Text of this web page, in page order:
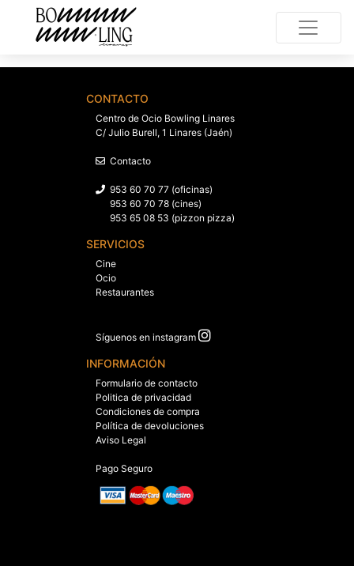
CONTACTO
Centro de Ocio Bowling Linares
C/ Julio Burell, 1 Linares (Jaén)
Contacto
953 60 70 77 (oficinas)
953 60 70 78 (cines)
953 65 08 53 (pizzon pizza)
SERVICIOS
Cine
Ocio
Restaurantes
Síguenos en instagram
INFORMACIÓN
Formulario de contacto
Politica de privacidad
Condiciones de compra
Política de devoluciones
Aviso Legal
Pago Seguro